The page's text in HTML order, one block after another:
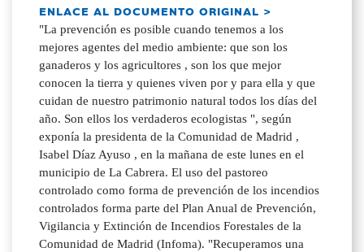
ENLACE AL DOCUMENTO ORIGINAL >
"La prevención es posible cuando tenemos a los
mejores agentes del medio ambiente: que son los
ganaderos y los agricultores , son los que mejor
conocen la tierra y quienes viven por y para ella y que
cuidan de nuestro patrimonio natural todos los días del
año. Son ellos los verdaderos ecologistas ", según
exponía la presidenta de la Comunidad de Madrid ,
Isabel Díaz Ayuso , en la mañana de este lunes en el
municipio de La Cabrera. El uso del pastoreo
controlado como forma de prevención de los incendios
controlados forma parte del Plan Anual de Prevención,
Vigilancia y Extinción de Incendios Forestales de la
Comunidad de Madrid (Infoma). "Recuperamos una